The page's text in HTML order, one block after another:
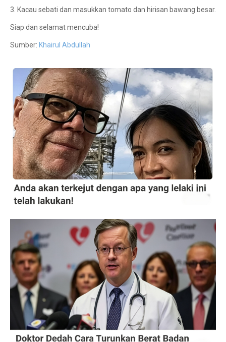
3. Kacau sebati dan masukkan tomato dan hirisan bawang besar.
Siap dan selamat mencuba!
Sumber: Khairul Abdullah